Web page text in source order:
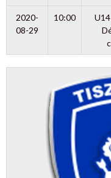
2020-
08-29
10:00